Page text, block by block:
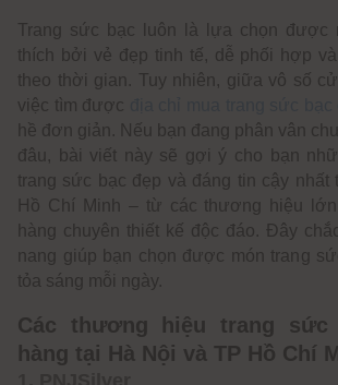
TP Hồ Chí Minh
1. PNJSilver
2. Helios
Khám phá các địa chỉ bán trang sức bạc
1. Kira Silver
2. Trang sức bạc Lucy
3. LANN Jewelry
4. Dế Bạc
5. Nobsilver
6. Cáo Bạc
7. Bảo Ngọc Jewelry
8. DMari Jewelry
9. Bạc SQB
Trang sức bạc luôn là lựa chọn được
thích bởi vẻ đẹp tinh tế, dễ phối hợp
theo thời gian. Tuy nhiên, giữa vô số
việc tìm được
hề đơn giản. Nếu bạn đang phân vân
đâu, bài viết này sẽ gợi ý cho bạn
trang sức bạc đẹp và đáng tin cậy nhất
Hồ Chí Minh – từ các thương hiệu
hàng chuyên thiết kế độc đáo. Đây
nang giúp bạn chọn được món trang
tỏa sáng mỗi ngày.
Các thương hiệu trang
hàng tại Hà Nội và TP Hồ Chí